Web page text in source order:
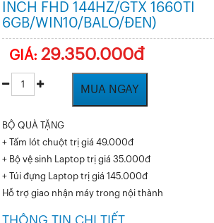
INCH FHD 144HZ/GTX 1660TI
6GB/WIN10/BALO/ĐEN)
GIÁ: 29.350.000đ
MUA NGAY
BỘ QUÀ TẶNG
+ Tấm lót chuột trị giá 49.000đ
+ Bộ vệ sinh Laptop trị giá 35.000đ
+ Túi đựng Laptop trị giá 145.000đ
Hỗ trợ giao nhận máy trong nội thành
THÔNG TIN CHI TIẾT